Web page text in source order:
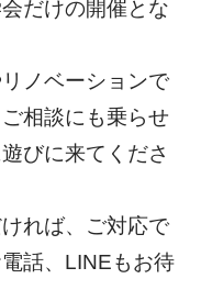
だけの開催とな
ノベーションで
相談にも乗らせ
びに来てくださ
れば、ご対応で
話、LINEもお待